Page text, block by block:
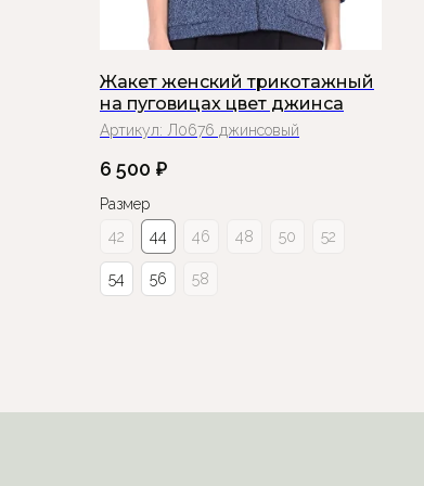
Жакет женский трикотажный
на пуговицах цвет джинса
Артикул: Л0676 джинсовый
6 500 ₽
Размер
42
44 46 48 50 52
54 56 58